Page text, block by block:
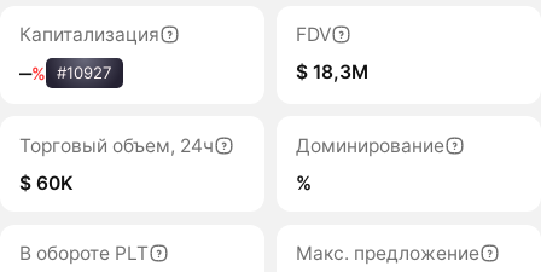
Капитализация
‒% #10927
FDV
$ 18,3M
Торговый объем, 24ч
$ 60K
Доминирование
%
В обороте PLT
Макс. предложение